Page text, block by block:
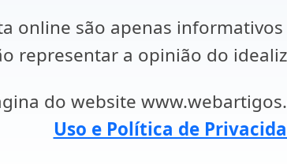
online são apenas
representar a opinião do
do website
Uso e Política de